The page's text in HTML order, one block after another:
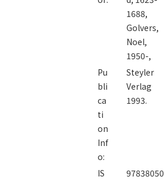
1688,
Golvers,
Noel,
1950-,
Pu
bli
ca
ti
on
Inf
o:
Steyler
Verlag
1993.
IS
97838050